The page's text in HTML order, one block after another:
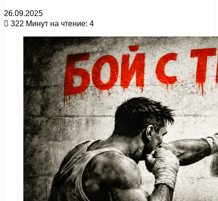
26.09.2025
322 Минут на чтение: 4